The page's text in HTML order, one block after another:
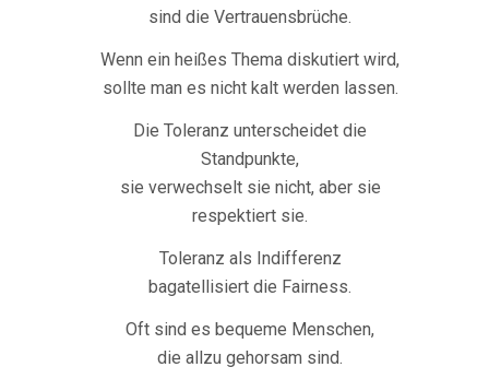
sind die Vertrauensbrüche.
Wenn ein heißes Thema diskutiert wird,
sollte man es nicht kalt werden lassen.
Die Toleranz unterscheidet die
Standpunkte,
sie verwechselt sie nicht, aber sie
respektiert sie.
Toleranz als Indifferenz
bagatellisiert die Fairness.
Oft sind es bequeme Menschen,
die allzu gehorsam sind.